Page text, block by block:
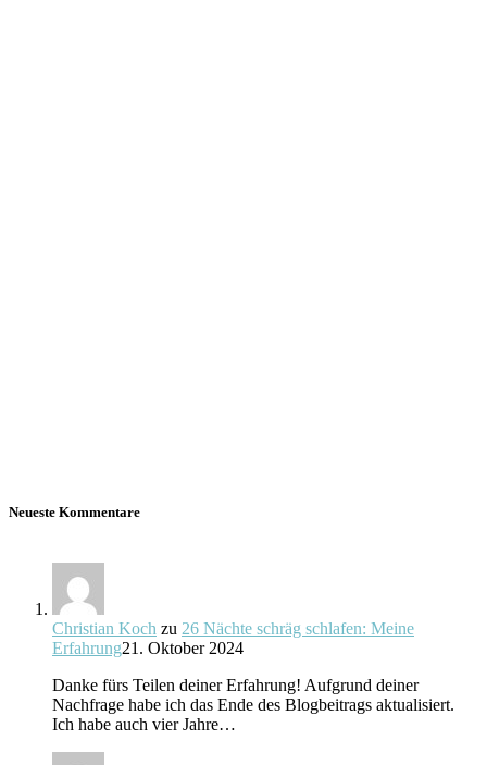
Neueste Kommentare
Christian Koch zu 26 Nächte schräg schlafen: Meine
Erfahrung21. Oktober 2024
Danke fürs Teilen deiner Erfahrung! Aufgrund deiner
Nachfrage habe ich das Ende des Blogbeitrags aktualisiert.
Ich habe auch vier Jahre…